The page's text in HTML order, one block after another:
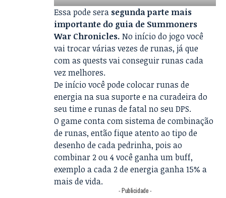
Essa pode sera segunda parte mais
importante do guia de Summoners
War Chronicles. No início do jogo você
vai trocar várias vezes de runas, já que
com as quests vai conseguir runas cada
vez melhores.
De início você pode colocar runas de
energia na sua suporte e na curadeira do
seu time e runas de fatal no seu DPS.
O game conta com sistema de combinação
de runas, então fique atento ao tipo de
desenho de cada pedrinha, pois ao
combinar 2 ou 4 você ganha um buff,
exemplo a cada 2 de energia ganha 15% a
mais de vida.
- Publicidade -